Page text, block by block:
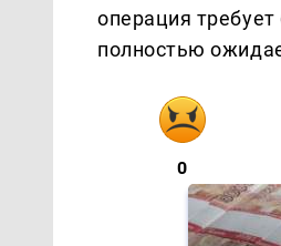
операция
полностью
0